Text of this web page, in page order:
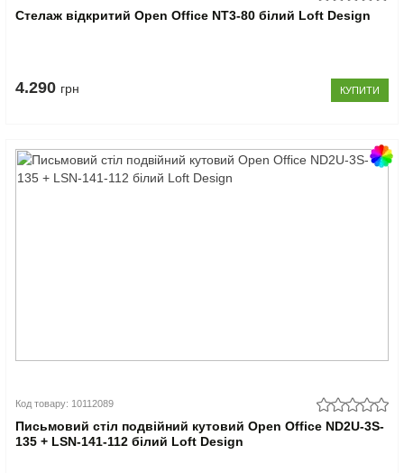
Стелаж відкритий Open Office NT3-80 білий Loft Design
4.290 грн КУПИТИ
Код товару: 10112089
Письмовий стіл подвійний кутовий Open Office ND2U-3S-
135 + LSN-141-112 білий Loft Design